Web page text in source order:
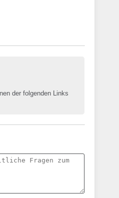
der folgenden Links